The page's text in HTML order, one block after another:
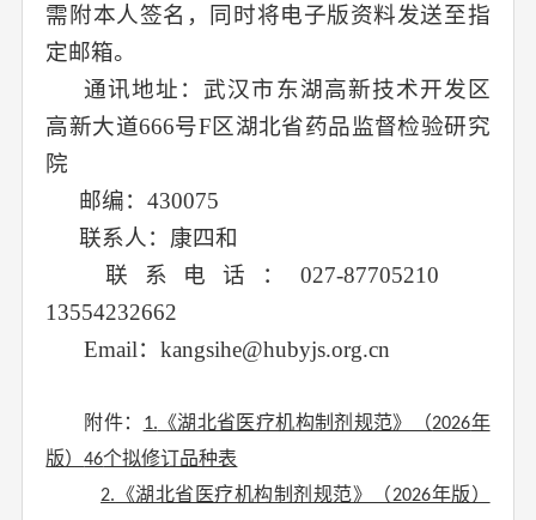
需 附本人签名，同时将电子版资料发送至指
定邮箱。
通讯地址：武汉市东湖高新技术开发区
高新大道666号F区湖北省药品监督检验研究
院
邮编：430075
联系人： 康四和
联系电话：027-87705210
13554232662
Email：kangsihe@hubyjs.org.cn
附件： 1. 《湖北省医疗机构制剂规范》（2026年
版）46个拟修订品种表
2. 《湖北省医疗机构制剂规范》（2026年版）